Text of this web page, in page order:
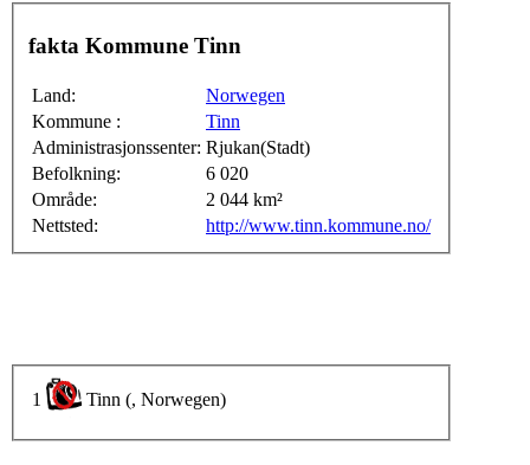
fakta Kommune Tinn
Land:
Norwegen
Kommune :
Tinn
Administrasjonssenter: Rjukan(Stadt)
Befolkning:
6 020
Område:
2 044 km²
Nettsted:
http://www.tinn.kommune.no/
1 Tinn (, Norwegen)